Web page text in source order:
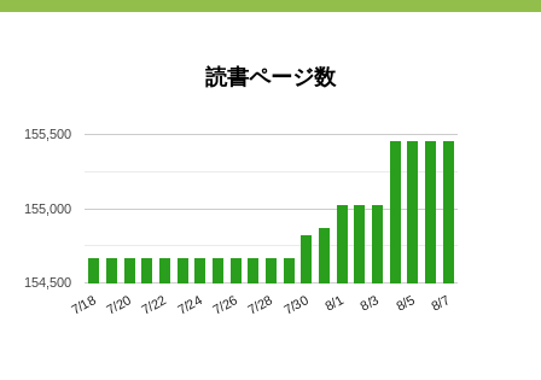
読書ページ数
7/18 7/20 7/22 7/24 7/26 7/28 7/30 8/1 8/3 8/5 8/7
154,500
155,000
155,500